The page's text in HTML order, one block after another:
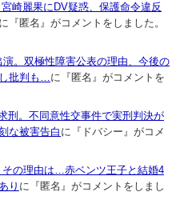
崎麗果にDV疑惑、保護命令違反
に『匿名』がコメントをしました。
。双極性障害公表の理由、今後の
批判も…に『匿名』がコメントを
刑。不同意性交事件で実刑判決が
な被害告白 に『ドバシー』がコメ
の理由は…赤ベンツ王子と結婚4
り に『匿名』がコメントをしまし